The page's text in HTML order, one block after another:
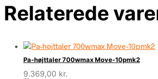
Relaterede
Pa-højttaler 700wmax Move-10pmk2
9.369,00 kr.